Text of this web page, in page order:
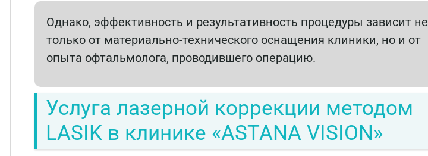
Однако, эффективность и результативность процедуры зависит не
только от материально-технического оснащения клиники, но и от
опыта офтальмолога, проводившего операцию.
Услуга лазерной коррекции методом
LASIK в клинике «ASTANA VISION»